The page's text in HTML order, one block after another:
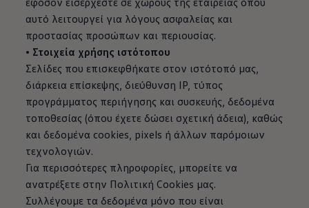
αυτό λειτουργεί για λόγους ασφαλείας και
προστασίας προσώπων και περιουσίας.
• Στοιχεία χρήσης ιστότοπου
Σελίδες που επισκεφθήκατε στον ιστότοπό μας,
διάρκεια επίσκεψης, διεύθυνση IP, τύπος
προγράμματος περιήγησης και συσκευής, δεδομένα
τοποθεσίας (όπου έχετε δώσει σχετική άδεια), καθώς
και δεδομένα cookies, pixels ή άλλων παρόμοιων
τεχνολογιών.
Για περισσότερες πληροφορίες, μπορείτε να
ανατρέξετε στην Πολιτική Cookies μας.
Συλλέγουμε τα δεδομένα μόνο που είναι